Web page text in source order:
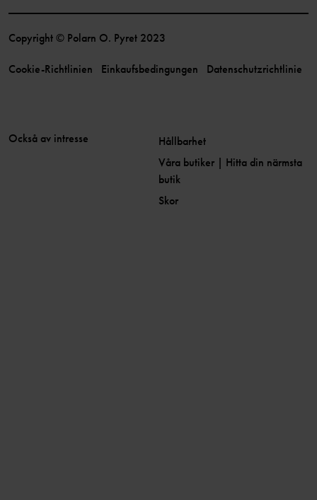
Copyright © Polarn O. Pyret 2023
Cookie-Richtlinien Einkaufsbedingungen Datenschutzrichtlinie
Också av intresse
Hållbarhet
Våra butiker | Hitta din närmsta
butik
Skor